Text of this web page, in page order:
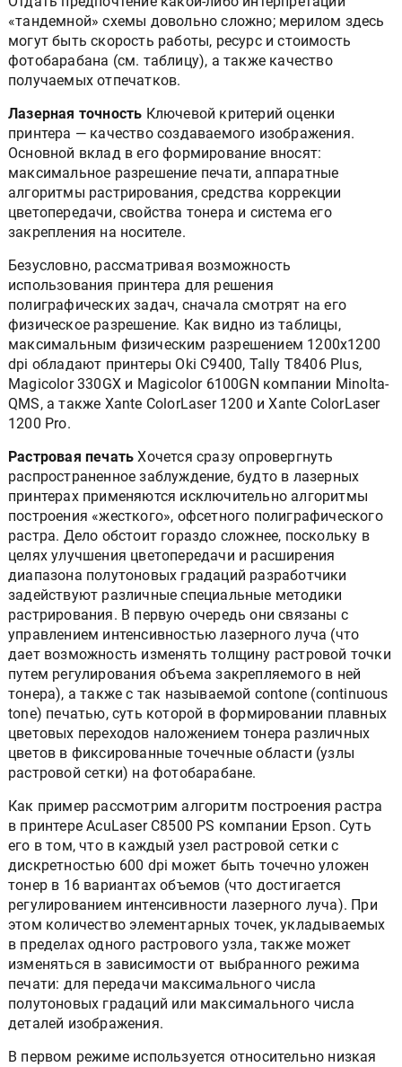
«тандемной» схемы довольно сложно; мерилом здесь
могут быть скорость работы, ресурс и стоимость
фотобарабана (см. таблицу), а также качество
получаемых отпечатков.
Лазерная точность Ключевой критерий оценки
принтера — качество создаваемого изображения.
Основной вклад в его формирование вносят:
максимальное разрешение печати, аппаратные
алгоритмы растрирования, средства коррекции
цветопередачи, свойства тонера и система его
закрепления на носителе.
Безусловно, рассматривая возможность
использования принтера для решения
полиграфических задач, сначала смотрят на его
физическое разрешение. Как видно из таблицы,
максимальным физическим разрешением 1200x1200
dpi обладают принтеры Oki C9400, Tally T8406 Plus,
Magicolor 330GX и Magicolor 6100GN компании Minolta-
QMS, а также Xante ColorLaser 1200 и Xante ColorLaser
1200 Pro.
Растровая печать Хочется сразу опровергнуть
распространенное заблуждение, будто в лазерных
принтерах применяются исключительно алгоритмы
построения «жесткого», офсетного полиграфического
растра. Дело обстоит гораздо сложнее, поскольку в
целях улучшения цветопередачи и расширения
диапазона полутоновых градаций разработчики
задействуют различные специальные методики
растрирования. В первую очередь они связаны с
управлением интенсивностью лазерного луча (что
дает возможность изменять толщину растровой точки
путем регулирования объема закрепляемого в ней
тонера), а также с так называемой contone (continuous
tone) печатью, суть которой в формировании плавных
цветовых переходов наложением тонера различных
цветов в фиксированные точечные области (узлы
растровой сетки) на фотобарабане.
Как пример рассмотрим алгоритм построения растра
в принтере AcuLaser C8500 PS компании Epson. Суть
его в том, что в каждый узел растровой сетки с
дискретностью 600 dpi может быть точечно уложен
тонер в 16 вариантах объемов (что достигается
регулированием интенсивности лазерного луча). При
этом количество элементарных точек, укладываемых
в пределах одного растрового узла, также может
изменяться в зависимости от выбранного режима
печати: для передачи максимального числа
полутоновых градаций или максимального числа
деталей изображения.
В первом режиме используется относительно низкая